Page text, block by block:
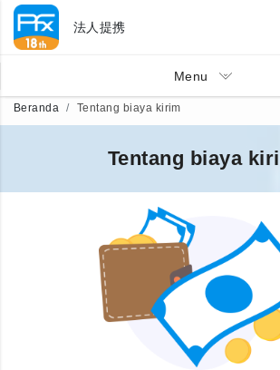
法人提携
Menu
Beranda Tentang biaya kirim
Tentang biaya